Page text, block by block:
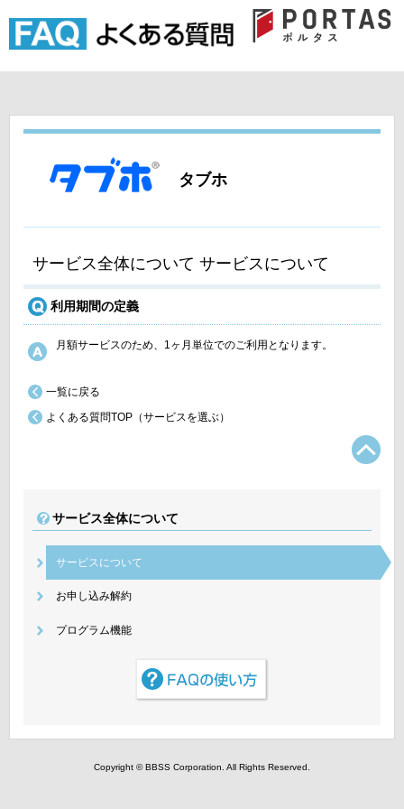
タブホ
サービス全体について サービスについて
利用期間の定義
月額サービスのため、1ヶ月単位でのご利用となります。
一覧に戻る
よくある質問TOP（サービスを選ぶ）
サービス全体について
サービスについて
お申し込み解約
プログラム機能
Copyright © BBSS Corporation. All Rights Reserved.